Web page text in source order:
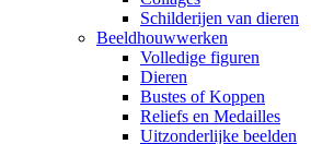
Schilderijen van dieren
Beeldhouwwerken
Volledige figuren
Dieren
Bustes of Koppen
Reliefs en Medailles
Uitzonderlijke beelden